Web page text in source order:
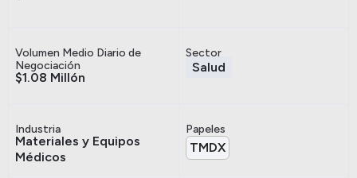
Volumen Medio Diario de
Negociación
$1.08 Millón
Sector
Salud
Industria
Materiales y Equipos
Médicos
Papeles
TMDX